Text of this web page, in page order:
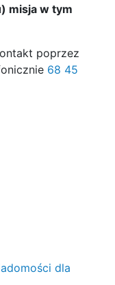
misja w tym
poprzez
68 45
dla